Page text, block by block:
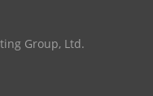
Group, Ltd.